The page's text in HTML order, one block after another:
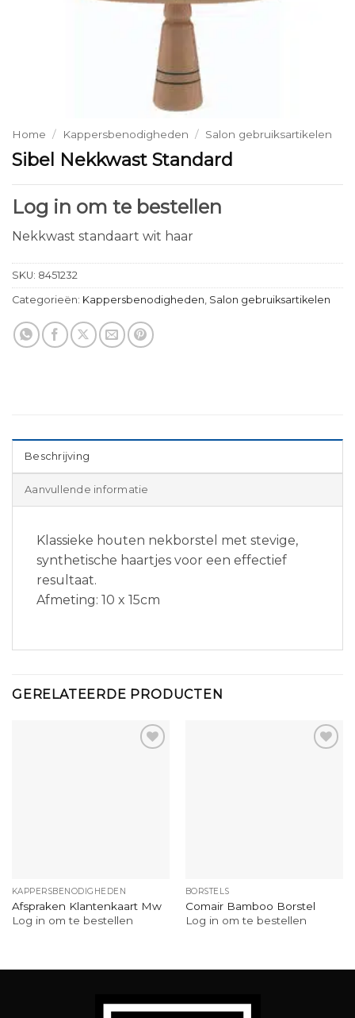
Home / Kappersbenodigheden / Salon gebruiksartikelen
Sibel Nekkwast Standard
Log in om te bestellen
Nekkwast standaart wit haar
SKU: 8451232
Categorieën: Kappersbenodigheden Salon gebruiksartikelen
Beschrijving
Aanvullende informatie
Klassieke houten nekborstel met stevige,
synthetische haartjes voor een effectief
resultaat.
Afmeting: 10 x 15cm
GERELATEERDE PRODUCTEN
KAPPERSBENODIGHEDEN
Afspraken Klantenkaart Mw
Log in om te bestellen
BORSTELS
Comair Bamboo Borstel
Log in om te bestellen